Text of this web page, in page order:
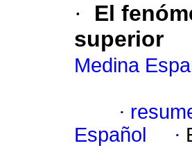
·
El
superior
Medina
·
Español
·